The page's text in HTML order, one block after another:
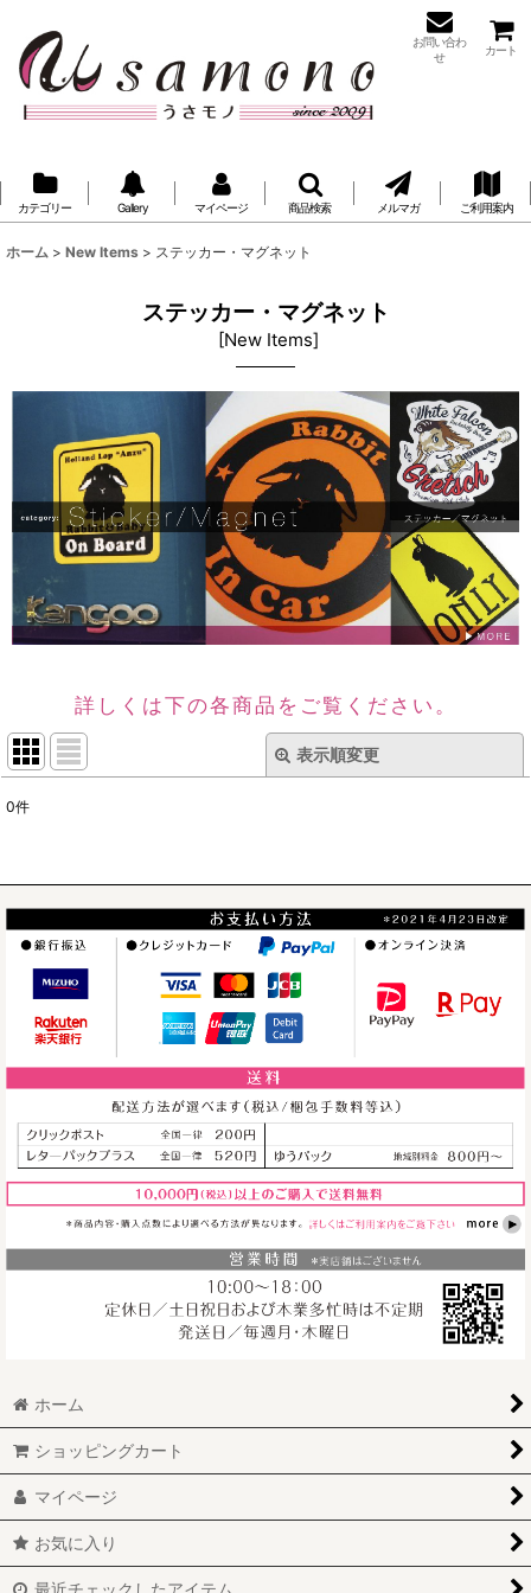
お問い合わ
せ
カート
カテゴリー Gallery マイページ 商品検索 メルマガ ご利用案内
ホーム > New Items > ステッカー・マグネット
ステッカー・マグネット
[New Items]
詳しくは下の各商品をご覧ください。
表示順変更
並び順:
絞り込む
0件
ホーム
ショッピングカート
マイページ
お気に入り